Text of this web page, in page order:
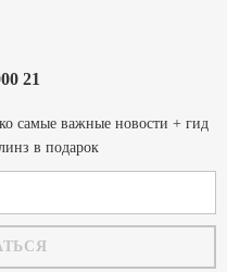
21
самые важные новости + гид
в подарок